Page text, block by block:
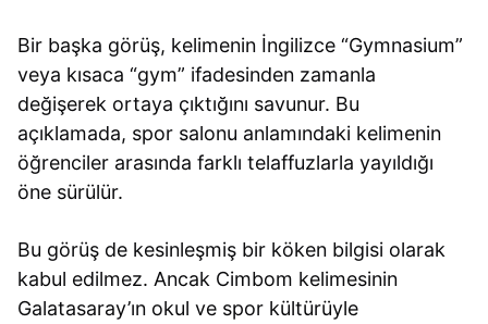
Bir başka görüş, kelimenin İngilizce “Gymnasium”
veya kısaca “gym” ifadesinden zamanla
değişerek ortaya çıktığını savunur. Bu
açıklamada, spor salonu anlamındaki kelimenin
öğrenciler arasında farklı telaffuzlarla yayıldığı
öne sürülür.
Bu görüş de kesinleşmiş bir köken bilgisi olarak
kabul edilmez. Ancak Cimbom kelimesinin
Galatasaray’ın okul ve spor kültürüyle